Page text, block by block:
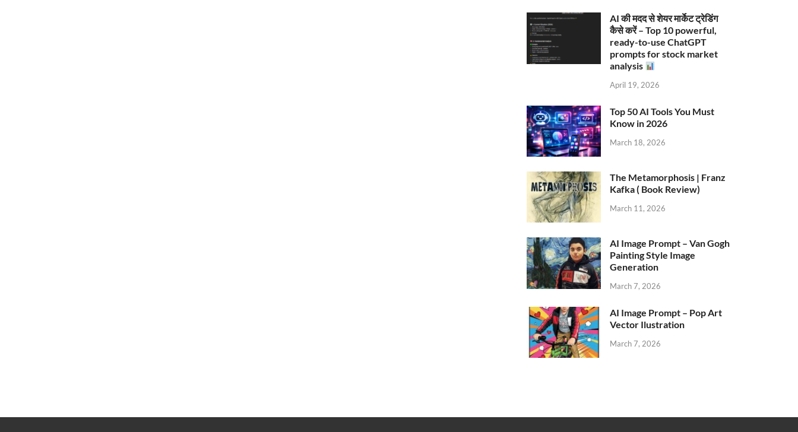
AI की मदद से शेयर मार्केट ट्रेडिंग
कैसे करें – Top 10 powerful,
ready-to-use ChatGPT
prompts for stock market
analysis
April 19, 2026
Top 50 AI Tools You Must
Know in 2026
March 18, 2026
The Metamorphosis | Franz
Kafka ( Book Review)
March 11, 2026
AI Image Prompt – Van Gogh
Painting Style Image
Generation
March 7, 2026
AI Image Prompt – Pop Art
Vector Ilustration
March 7, 2026